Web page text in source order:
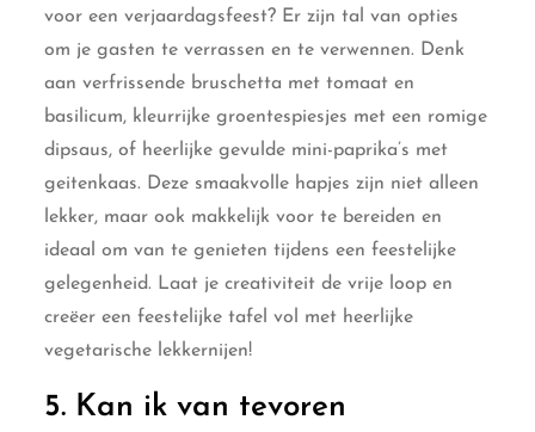
voor een verjaardagsfeest? Er zijn tal van opties
om je gasten te verrassen en te verwennen. Denk
aan verfrissende bruschetta met tomaat en
basilicum, kleurrijke groentespiesjes met een romige
dipsaus, of heerlijke gevulde mini-paprika’s met
geitenkaas. Deze smaakvolle hapjes zijn niet alleen
lekker, maar ook makkelijk voor te bereiden en
ideaal om van te genieten tijdens een feestelijke
gelegenheid. Laat je creativiteit de vrije loop en
creëer een feestelijke tafel vol met heerlijke
vegetarische lekkernijen!
5. Kan ik van tevoren